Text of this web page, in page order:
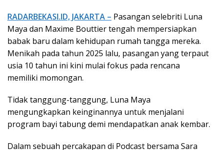
RADARBEKASI.ID, JAKARTA – Pasangan selebriti Luna
Maya dan Maxime Bouttier tengah mempersiapkan
babak baru dalam kehidupan rumah tangga mereka.
Menikah pada tahun 2025 lalu, pasangan yang terpaut
usia 10 tahun ini kini mulai fokus pada rencana
memiliki momongan.
Tidak tanggung-tanggung, Luna Maya
mengungkapkan keinginannya untuk menjalani
program bayi tabung demi mendapatkan anak kembar.
Dalam sebuah percakapan di Podcast bersama Sara